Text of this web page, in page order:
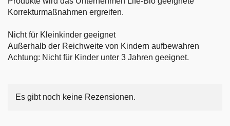
Korrekturmaßnahmen ergreifen.
Nicht für Kleinkinder geeignet
Außerhalb der Reichweite von Kindern aufbewahren
Achtung: Nicht für Kinder unter 3 Jahren geeignet.
Es gibt noch keine Rezensionen.